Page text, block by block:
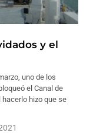
y el
uno de los
el Canal de
hizo que se